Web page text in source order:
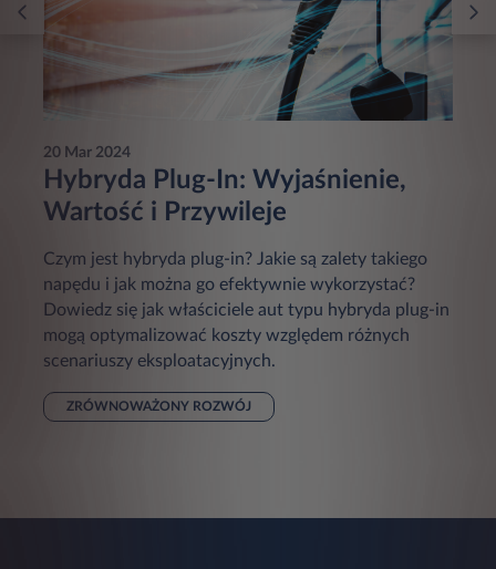
20 Mar 2024
Hybryda Plug-In: Wyjaśnienie,
Wartość i Przywileje
Czym jest hybryda plug-in? Jakie są zalety takiego
napędu i jak można go efektywnie wykorzystać?
Dowiedz się jak właściciele aut typu hybryda plug-in
mogą optymalizować koszty względem różnych
scenariuszy eksploatacyjnych.
ZRÓWNOWAŻONY ROZWÓJ